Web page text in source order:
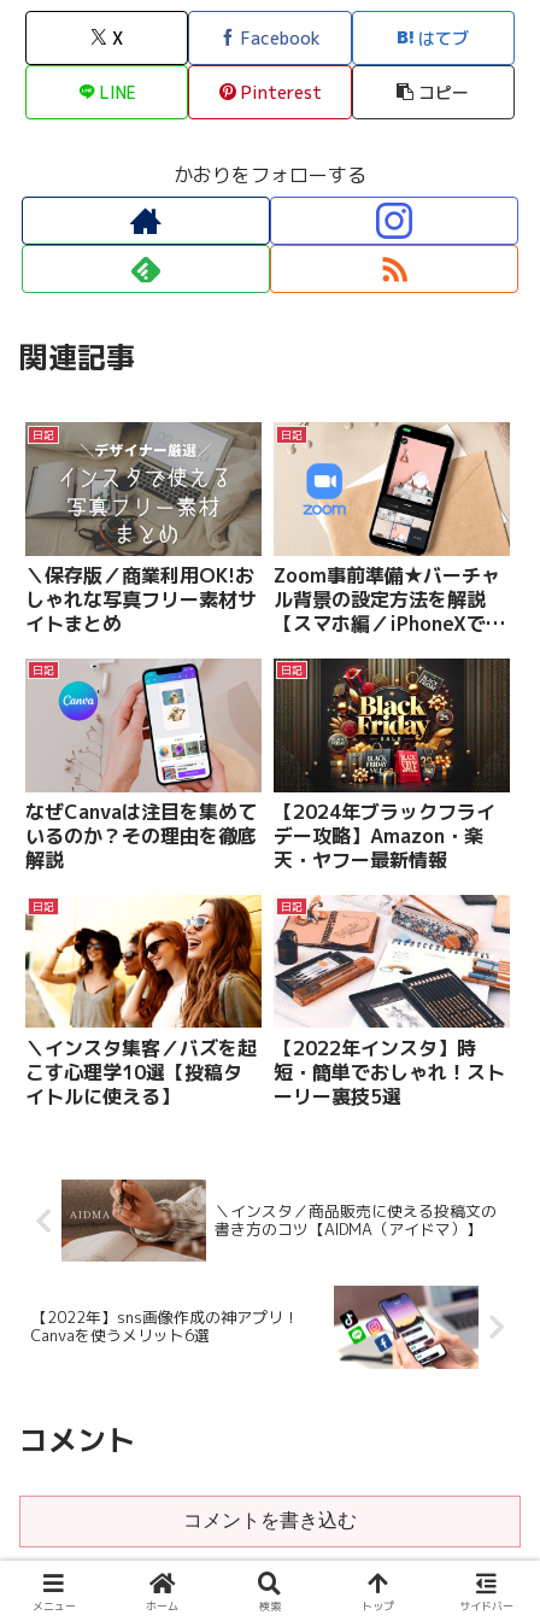
X Facebook はてブ
LINE Pinterest コピー
かおりをフォローする
関連記事
日記
＼保存版／商業利用OK!お
しゃれな写真フリー素材サ
イトまとめ
日記
Zoom事前準備★バーチャ
ル背景の設定方法を解説
【スマホ編／iPhoneXで検
日記
なぜCanvaは注目を集めて
いるのか？その理由を徹底
解説
日記
【2024年ブラックフライ
デー攻略】Amazon・楽
天・ヤフー最新情報
日記
＼インスタ集客／バズを起
こす心理学10選【投稿タ
イトルに使える】
日記
【2022年インスタ】時
短・簡単でおしゃれ！スト
ーリー裏技5選
＼インスタ／商品販売に使える投稿文の
書き方のコツ【AIDMA（アイドマ）】
【2022年】sns画像作成の神アプリ！
Canvaを使うメリット6選
コメント
コメントを書き込む
ホーム 日記
メニュー ホーム 検索 トップ サイドバー